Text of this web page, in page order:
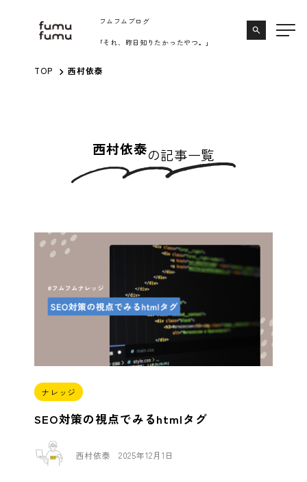
フムフムブログ
｢それ、昨日知りたかったやつ。｣
search
TOP 西村依泰
西村依泰の記事一覧
ナレッジ
SEO対策の視点でみるhtmlタグ
西村依泰 2025年12月1日